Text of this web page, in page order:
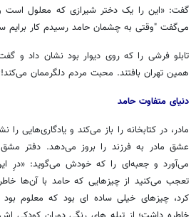
گفت: «این را یک دختر شیرازی که معلول است
می‌گفت "وقتی به چشمان حامد رسیدم کار
تابلو فرشی را که روی دیوار بود نشان داد و
همین تهران بافتند. محبت مردم دلگرممان
دنیای متفاوت حامد
مادر، در کتابخانه را باز می‌کند و یادگاری‌هایی
عشق مادر به فرزند را بروز می‌دهد. دفتر مشق
می‌آورد و جعبه‌ای را که خودش می‌گوید: «درِ
تعجب می‌کنید از چیزهایی که حامد با آن‌ها
کرد، چیزهای خیلی ساده ای بود که معلوم بود